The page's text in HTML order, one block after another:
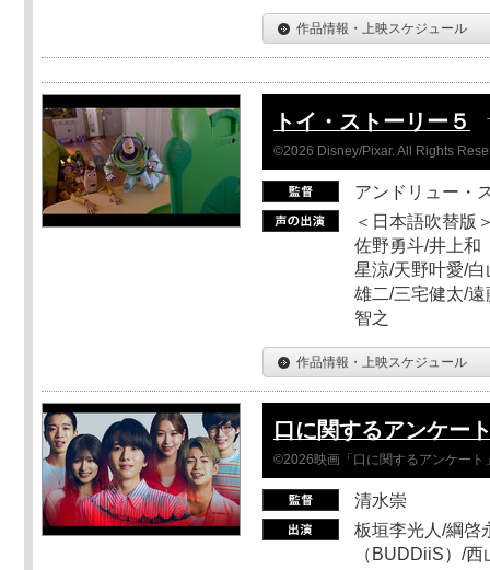
作品情報・上映スケジュール
トイ・ストーリー５
©2026 Disney/Pixar. All Rights
アンドリュー・
＜日本語吹替版
佐野勇斗/井上和
星涼/天野叶愛/
雄二/三宅健太/
智之
作品情報・上映スケジュール
口に関するアンケー
©2026映画「口に関するアンケート
清水崇
板垣李光人/綱啓
（BUDDiiS）/